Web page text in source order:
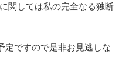
関しては私の完全なる独断
定ですので是非お見逃しな